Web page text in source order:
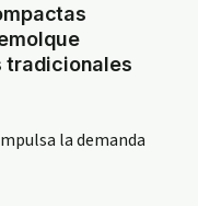
tradicionales